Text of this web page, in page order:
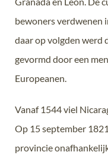
bewoners verdwenen
daar op volgden werd
gevormd door een
Europeanen.
Vanaf 1544 viel
Op 15 september
provincie